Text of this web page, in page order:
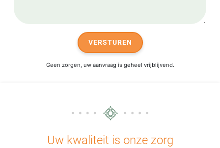
VERSTUREN
Geen zorgen, uw aanvraag is geheel vrijblijvend.
Uw kwaliteit is onze zorg